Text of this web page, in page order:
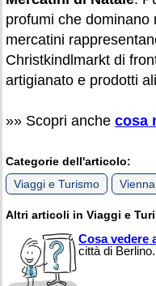
profumi che dominano
mercatini
Christkindlmarkt di
artigianato e prodotti
»» Scopri anche cosa
Categorie dell'articolo:
Viaggi e Turismo
Vienna
Altri articoli in Viaggi e
Cosa vedere
città di Berlino.